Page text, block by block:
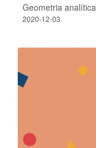
Geometria
2020-12-03